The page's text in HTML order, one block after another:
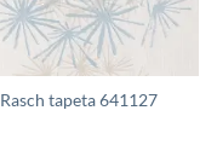
Rasch tapeta 641127